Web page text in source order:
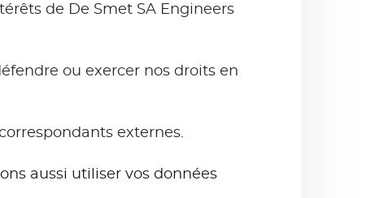
de De Smet SA Engineers
ou exercer nos droits en
externes.
aussi utiliser vos données